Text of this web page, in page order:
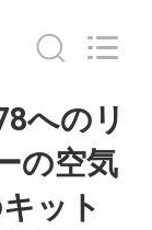
へのリ
の空気
ット